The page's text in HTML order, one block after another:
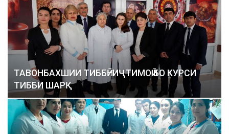
ТАВОНБАХШИИ ТИББӢ–ИҶТИМОӢ БО КУРСИ
ТИББИ ШАРҚ